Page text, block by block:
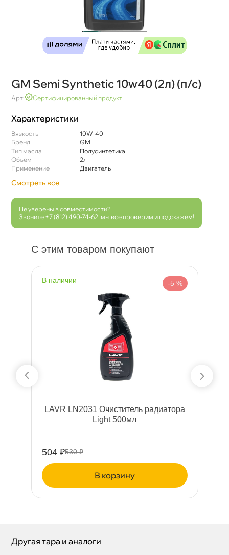
GM Semi Synthetic 10w40 (2л) (п/с)
Арт: Сертифицированный продукт
Характеристики
язкость
10W-40
Бренд
GM
Тип масла
Полусинтетика
Объем
2л
Применение
Двигатель
Смотреть все
Не уверены в совместимости?
Звоните +7 (812) 490-74-62 , мы все проверим и подскажем!
С этим товаром покупают
наличии -5 %
LAVR LN2031 Очиститель радиатора
Light 500мл
504 ₽530 ₽
корзину
Другая тара и аналоги